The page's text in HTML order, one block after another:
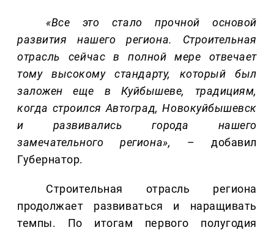
«Все это стало прочной основой
развития нашего региона. Строительная
отрасль сейчас в полной мере отвечает
тому высокому стандарту, который был
заложен еще в Куйбышеве, традициям,
когда строился Автоград, Новокуйбышевск
и развивались города нашего
замечательного региона»,
– добавил
Губернатор.
Строительная отрасль региона
продолжает развиваться и наращивать
темпы. По итогам первого полугодия